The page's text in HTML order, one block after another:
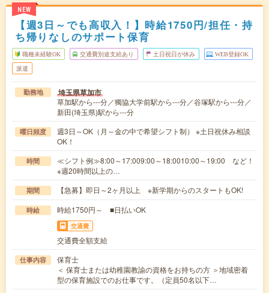
NEW
【週3日～でも高収入！】時給1750円/担任・持
ち帰りなしのサポート保育
職種未経験OK 交通費別途支給あり 土日祝日が休み WEB登録OK
派遣
勤務地 埼玉県草加市
草加駅から---分／獨協大学前駅から---分／谷塚駅から---分／
新田(埼玉県)駅から---分
曜日頻度
週3日～OK（月～金の中で希望シフト制） ※土日祝休み相談
OK！
時間
≪シフト例≫8:00～17:009:00～18:0010:00～19:00 など！
※週20時間以上の…
期間 【急募】即日～2ヶ月以上 ※新学期からのスタートもOK!
時給 時給1750円～ ■日払いOK
交通費
交通費全額支給
仕事内容
保育士
＜ 保育士または幼稚園教諭の資格をお持ちの方 ＞地域密着
型の保育施設でのお仕事です。（定員50名以下…